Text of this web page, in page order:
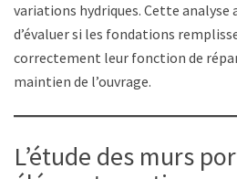
variations hydriques. Cette
d’évaluer si les fondations
correctement leur fonction de
maintien de l’ouvrage.
L’étude des murs